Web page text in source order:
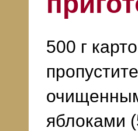
500 г
яблоками